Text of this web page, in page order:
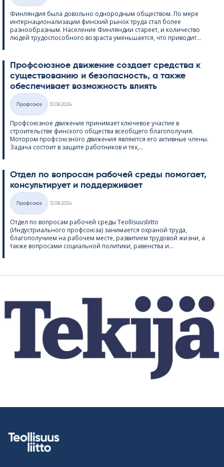
Финляндия была довольно однородным обществом. По мере
интернационализации финский рынок труда стал более
разнообразным. Население Финляндии стареет, и количество
людей трудоспособного возраста уменьшается, что приводит...
Профсоюзное движение создает средства к
существованию и безопасность, а также
обеспечивает возможность влиять
Категории
Профсоюз
13.08.2024
Профсоюзное движение принимает ключевое участие в
строительстве финского общества всеобщего благополучия.
Мотором профсоюзного движения являются его активные члены.
Задача состоит в защите работников и тех,...
Отдел по вопросам рабочей среды помогает,
консультирует и поддерживает
Категории
Профсоюз
13.08.2024
Отдел по вопросам рабочей среды Teol­li­suus­liitto
(Индустриального профсоюза) занимается охраной труда,
благополучием на рабочем месте, развитием трудовой жизни, а
также вопросами социальной политики, равенства и...